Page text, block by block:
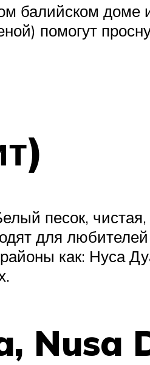
балийском
помогут
песок,
для
как: Нуса
Nusa